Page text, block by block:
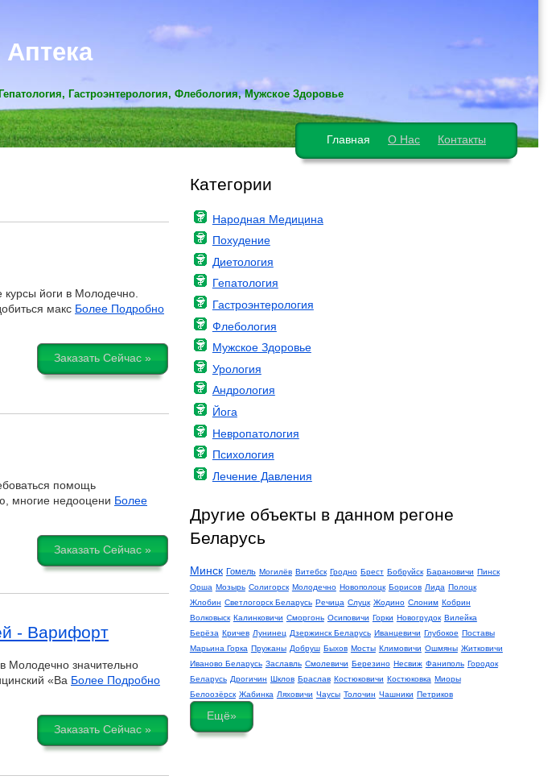
Гастроэнтерология, Флебология, Мужское Здоровье
Главная О Нас Контакты
йоги в Молодечно.
макс Более Подробно
Заказать Сейчас »
помощь
многие недооцени Более
Заказать Сейчас »
- Варифорт
Молодечно значительно
«Ва Более Подробно
Заказать Сейчас »
Категории
Народная Медицина
Похудение
Диетология
Гепатология
Гастроэнтерология
Флебология
Мужское Здоровье
Урология
Андрология
Йога
Невропатология
Психология
Лечение Давления
Другие объекты в данном регоне
Беларусь
Минск Гомель Могилёв Витебск Гродно Брест Бобруйск Барановичи Пинск
Орша Мозырь Солигорск Молодечно Новополоцк Борисов Лида Полоцк
Жлобин Светлогорск Беларусь Речица Слуцк Жодино Слоним Кобрин
Волковыск Калинковичи Сморгонь Осиповичи Горки Новогрудок Вилейка
Берёза Кричев Лунинец Дзержинск Беларусь Иванцевичи Глубокое Поставы
Марьина Горка Пружаны Добруш Быхов Мосты Климовичи Ошмяны Житковичи
Иваново Беларусь Заславль Смолевичи Березино Несвиж Фаниполь Городок
Беларусь Дрогичин Шклов Браслав Костюковичи Костюковка Миоры
Белоозёрск Жабинка Ляховичи Чаусы Толочин Чашники Петриков
Ещё»